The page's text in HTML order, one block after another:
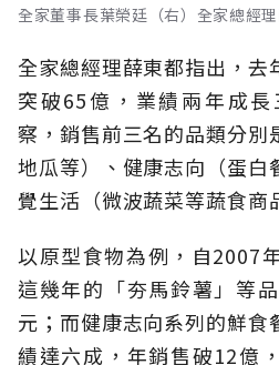
全家董事長葉榮廷（右）全家總經
全家總經理薛東都指出，去
突破65億，業績兩年成
察，銷售前三名的品類分別
地瓜等）、健康志向（蛋白
覺生活（微波蔬菜等蔬食商
以原型食物為例，自2007
這幾年的「夯馬鈴薯」等
元；而健康志向系列的鮮食
績達六成，年銷售破12億